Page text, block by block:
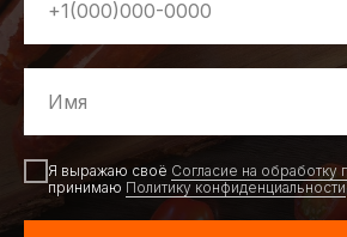
Я выражаю своё Согласие на обработку
принимаю Политику конфиденциальности